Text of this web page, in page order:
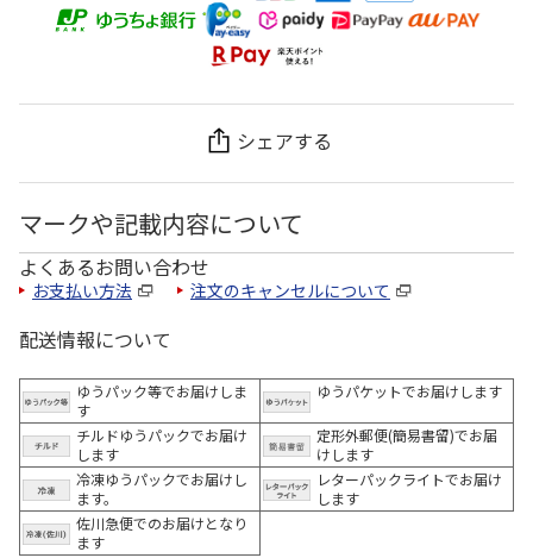
シェアする
マークや記載内容について
よくあるお問い合わせ
お支払い方法 注文のキャンセルについて
配送情報について
ゆうパック等でお届けしま
す
ゆうパケットでお届けします
チルドゆうパックでお届け
します
定形外郵便(簡易書留)でお届
けします
冷凍ゆうパックでお届けし
ます。
レターパックライトでお届け
します
佐川急便でのお届けとなり
ます